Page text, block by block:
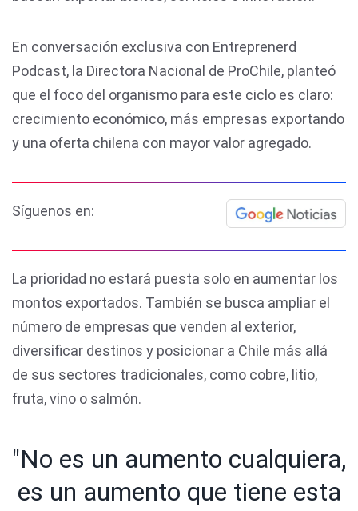
En conversación exclusiva con Entreprenerd
Podcast, la Directora Nacional de ProChile, planteó
que el foco del organismo para este ciclo es claro:
crecimiento económico, más empresas exportando
y una oferta chilena con mayor valor agregado.
Síguenos en:
La prioridad no estará puesta solo en aumentar los
montos exportados. También se busca ampliar el
número de empresas que venden al exterior,
diversificar destinos y posicionar a Chile más allá
de sus sectores tradicionales, como cobre, litio,
fruta, vino o salmón.
"No es un aumento cualquiera,
es un aumento que tiene esta